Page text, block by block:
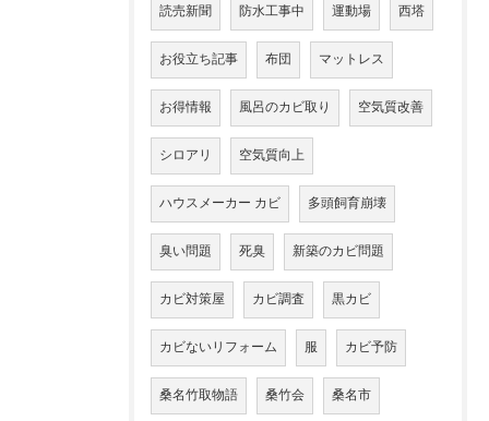
読売新聞 防水工事中 運動場 西塔
お役立ち記事 布団 マットレス
お得情報 風呂のカビ取り 空気質改善
シロアリ 空気質向上
ハウスメーカー カビ 多頭飼育崩壊
臭い問題 死臭 新築のカビ問題
カビ対策屋 カビ調査 黒カビ
カビないリフォーム 服 カビ予防
桑名竹取物語 桑竹会 桑名市